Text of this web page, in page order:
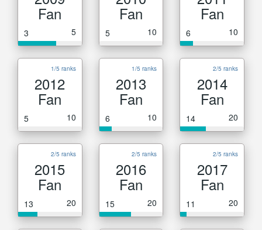
Fan
3 5
Fan
5 10
Fan
6 10
1/5 ranks
2012
Fan
5 10
1/5 ranks
2013
Fan
6 10
2/5 ranks
2014
Fan
14 20
2/5 ranks
2015
Fan
13 20
2/5 ranks
2016
Fan
15 20
2/5 ranks
2017
Fan
11 20